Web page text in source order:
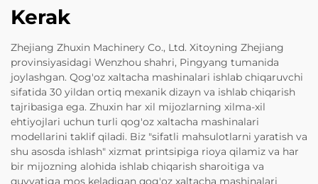
Kerak
Zhejiang Zhuxin Machinery Co., Ltd. Xitoyning Zhejiang
provinsiyasidagi Wenzhou shahri, Pingyang tumanida
joylashgan. Qog'oz xaltacha mashinalari ishlab chiqaruvchi
sifatida 30 yildan ortiq mexanik dizayn va ishlab chiqarish
tajribasiga ega. Zhuxin har xil mijozlarning xilma-xil
ehtiyojlari uchun turli qog'oz xaltacha mashinalari
modellarini taklif qiladi. Biz "sifatli mahsulotlarni yaratish va
shu asosda ishlash" xizmat printsipiga rioya qilamiz va har
bir mijozning alohida ishlab chiqarish sharoitiga va
quvvatiga mos keladigan qog'oz xaltacha mashinalari